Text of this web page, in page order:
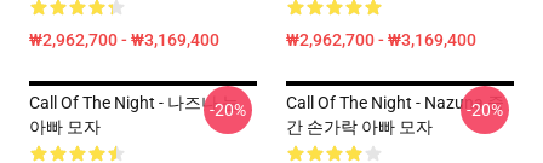
₩2,962,700 - ₩3,169,400 ₩2,962,700 - ₩3,169,400
Call Of The Night - 나즈나 눈
아빠 모자
-20%
Call Of The Night - Nazuna 중
간 손가락 아빠 모자
-20%